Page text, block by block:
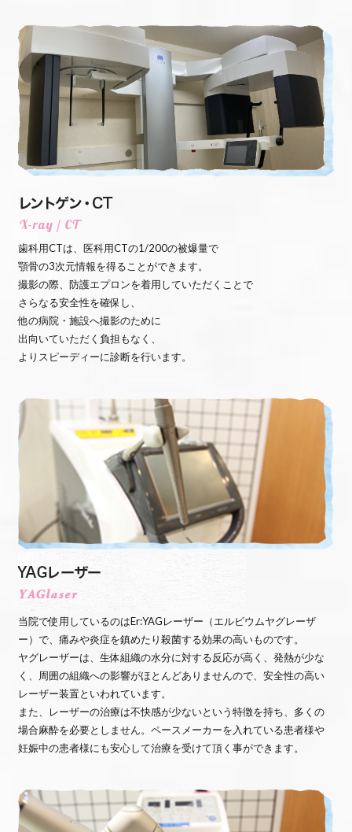
歯科用CTは、医科用CTの1/200の被爆量で
顎骨の3次元情報を得ることができます。
撮影の際、防護エプロンを着用していただくことで
さらなる安全性を確保し、
他の病院・施設へ撮影のために
出向いていただく負担もなく、
よりスピーディーに診断を行います。
当院で使用しているのはEr:YAGレーザー（エルビウムヤグレーザ
ー）で、痛みや炎症を鎮めたり殺菌する効果の高いものです。
ヤグレーザーは、生体組織の水分に対する反応が高く、発熱が少な
く、周囲の組織への影響がほとんどありませんので、安全性の高い
レーザー装置といわれています。
また、レーザーの治療は不快感が少ないという特徴を持ち、多くの
場合麻酔を必要としません。ペースメーカーを入れている患者様や
妊娠中の患者様にも安心して治療を受けて頂く事ができます。